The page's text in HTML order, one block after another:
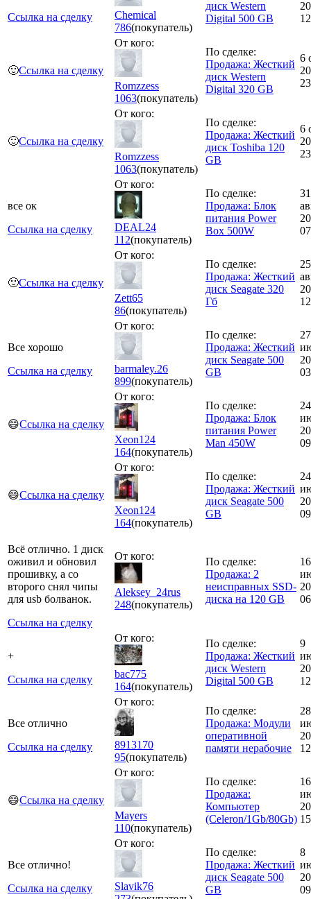
Ссылка на сделку
Chemical
786(покупатель)
диск Western
Digital 500 GB
🙂Ссылка на сделку
От кого:
Romzzess
1063(покупатель)
По сделке:
Продажа: Жесткий
диск Western
Digital 320 GB
6
🙂Ссылка на сделку
От кого:
Romzzess
1063(покупатель)
По сделке:
Продажа: Жесткий
диск Toshiba 120
GB
6
все ок
Ссылка на сделку
От кого:
DEAL24
112(покупатель)
По сделке:
Продажа: Блок
питания Power
Box 500W
31
🙂Ссылка на сделку
От кого:
Zett65
86(покупатель)
По сделке:
Продажа: Жесткий
диск Seagate 320
Гб
25
Все хорошо
Ссылка на сделку
От кого:
barmaley.26
899(покупатель)
По сделке:
Продажа: Жесткий
диск Seagate 500
GB
27
😄Ссылка на сделку
От кого:
Xeon124
164(покупатель)
По сделке:
Продажа: Блок
питания Power
Man 450W
24
😄Ссылка на сделку
От кого:
Xeon124
164(покупатель)
По сделке:
Продажа: Жесткий
диск Seagate 500
GB
24
Всё отлично. 1 диск
оживил и обновил
прошивку, а со
второго снял чипы
для usb болванок.
Ссылка на сделку
От кого:
Aleksey_24rus
248(покупатель)
По сделке:
Продажа: 2
неисправных SSD-
диска на 120 GB
16
+
Ссылка на сделку
От кого:
bac775
164(покупатель)
По сделке:
Продажа: Жесткий
диск Western
Digital 500 GB
9
Все отлично
Ссылка на сделку
От кого:
8913170
95(покупатель)
По сделке:
Продажа: Модули
оперативной
памяти нерабочие
28
😄Ссылка на сделку
От кого:
Mayers
110(покупатель)
По сделке:
Продажа:
Компьютер
(Celeron/1Gb/80Gb)
16
Все отлично!
Ссылка на сделку
От кого:
Slavik76
По сделке:
Продажа: Жесткий
диск Seagate 500
GB
8